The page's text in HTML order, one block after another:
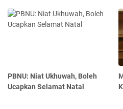
PBNU: Niat Ukhuwah, Boleh
Ucapkan Selamat Natal